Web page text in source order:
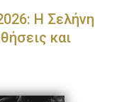
Η Σελήνη
και